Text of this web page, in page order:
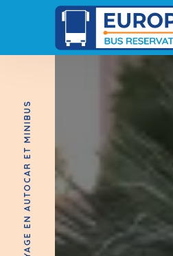
VOYAGE EN AUTOCAR ET MINIBUS